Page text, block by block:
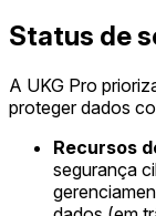
Status de
A UKG Pro
proteger dados
Recursos
segurança